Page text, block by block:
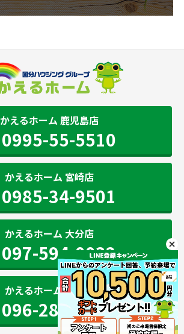
かえるホーム 鹿児島店
0995-55-5510
かえるホーム 宮崎店
0985-34-9501
かえるホーム 大分店
097-594-0032
かえるホーム 熊本店
096-283-2207